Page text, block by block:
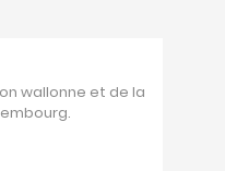
wallonne et de la